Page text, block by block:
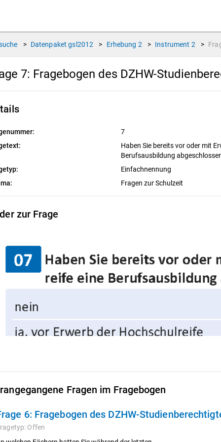
> Datenpaket gsl2012 > Erhebung 2 > Instrument 2 >
7: Fragebogen des DZHW-
7
Haben Sie bereits vor oder mit
Berufsausbildung
Einfachnennung
Fragen zur Schulzeit
zur Frage
Fragen im Fragebogen
6: Fragebogen des DZHW-
Offen